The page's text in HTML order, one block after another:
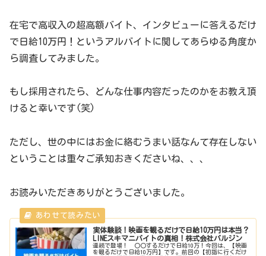
在宅で高収入の超高額バイト、インタビューに答えるだけ
で日給10万円！というアルバイトに関してあらゆる角度か
ら調査してみました。
もし採用されたら、どんな仕事内容だったのかをお教え頂
けると幸いです(笑)
ただし、世の中にはお金に絡むうまい話なんて存在しない
ということは重々ご承知おきくださいね、、、
お読みいただきありがとうございました。
実体験談！映画を観るだけで日給10万円は本当？
LINEスキマニバイトの真相！株式会社バルジン
連続で登場！ 〇〇するだけで日給10万！今回は、【映画
を観るだけで日給10万円】です。前回の【初詣に行くだけ